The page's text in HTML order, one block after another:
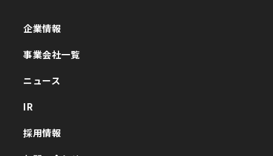
企業情報
事業会社一覧
ニュース
IR
採用情報